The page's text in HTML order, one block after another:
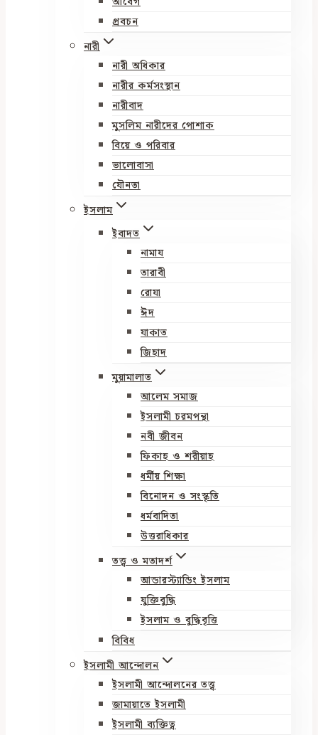
প্রবচন
নারী
নারী অধিকার
নারীর কর্মসংস্থান
নারীবাদ
মুসলিম নারীদের পোশাক
বিয়ে ও পরিবার
ভালোবাসা
যৌনতা
ইসলাম
ইবাদত
নামায
তারাবী
রোযা
ঈদ
যাকাত
জিহাদ
মুয়ামালাত
আলেম সমাজ
ইসলামী চরমপন্থা
নবী জীবন
ফিকাহ ও শরীয়াহ
ধর্মীয় শিক্ষা
বিনোদন ও সংস্কৃতি
ধর্মবাদিতা
উত্তরাধিকার
তত্ত্ব ও মতাদর্শ
আন্ডারস্ট্যান্ডিং ইসলাম
যুক্তিবুদ্ধি
ইসলাম ও বুদ্ধিবৃত্তি
বিবিধ
ইসলামী আন্দোলন
ইসলামী আন্দোলনের তত্ত্ব
জামায়াতে ইসলামী
ইসলামী ব্যক্তিত্ব